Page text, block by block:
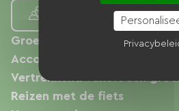
Nos plus belles voies
Groene wegen en fietsroutes
Accommodaties
Vertrekkend vanuit een
Reizen met de fiets